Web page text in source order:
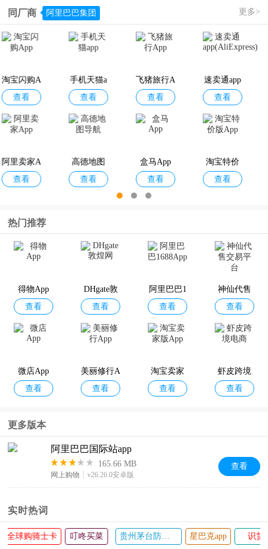
京东到家A
美团优选
淘宝闪购A
唯品会手
阿里巴巴1
中免日上a
红布林
洋葱OMA
同厂商 阿里巴巴集团 更多>
淘宝闪购
商家版App
查看
一淘
查看
淘宝闪购A
pp
查看
手机天猫a
pp
查看
书旗小说a
pp
查看
闲鱼App
查看
阿里卖家A
pp
查看
高德地图
导航
查看
飞猪旅行A
pp
查看
速卖通app
(AliExpres
查看
飞猪酒店
商家版
查看
手机淘宝A
pp
查看
盒马App
查看
淘宝特价
版App
查看
速卖通卖
家手机版
查看
钉钉App
查看
通
查看
查看
热门推荐
得物App
查看
DHgate敦
煌网
查看
阿里巴巴1
688App
查看
神仙代售
交易平台
查看
微店App
查看
美丽修行A
pp
查看
淘宝卖家
版App
查看
虾皮跨境
电商
查看
更多版本
阿里巴巴国际站app
165.66 MB
网上购物 v26.26.0安卓版
查看
实时热词
买书软件 抖音盒子 淘宝 全球购骑士卡 叮咚买菜